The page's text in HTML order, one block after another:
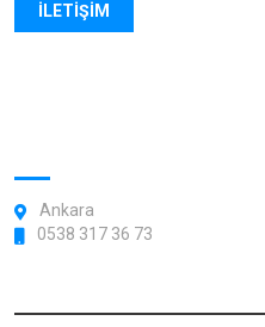
İLETIŞIM
Ankara
0538 317 36 73